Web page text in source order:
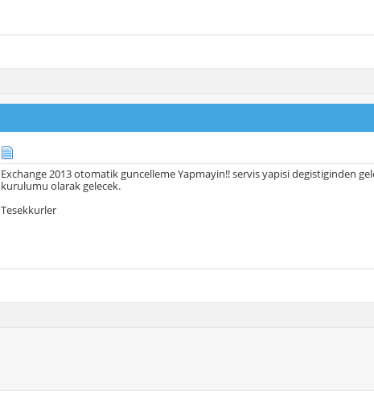
Exchange 2013 otomatik guncelleme Yapmayin!! servis yapisi degistiginden
kurulumu olarak gelecek.
Tesekkurler